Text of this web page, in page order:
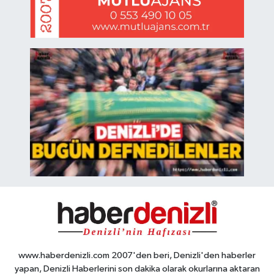
www.haberdenizli.com 2007'den beri, Denizli'den haberler
yapan, Denizli Haberlerini son dakika olarak okurlarına aktaran